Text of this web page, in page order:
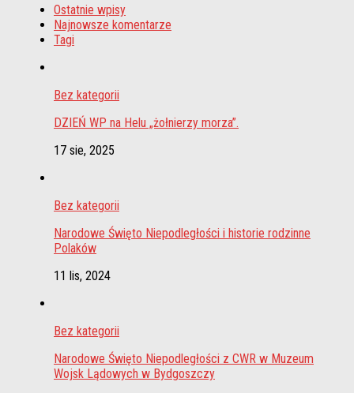
Ostatnie wpisy
Najnowsze komentarze
Tagi
Bez kategorii
DZIEŃ WP na Helu „żołnierzy morza”.
17 sie, 2025
Bez kategorii
Narodowe Święto Niepodległości i historie rodzinne
Polaków
11 lis, 2024
Bez kategorii
Narodowe Święto Niepodległości z CWR w Muzeum
Wojsk Lądowych w Bydgoszczy